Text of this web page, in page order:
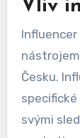
Vliv
Česku.
svými